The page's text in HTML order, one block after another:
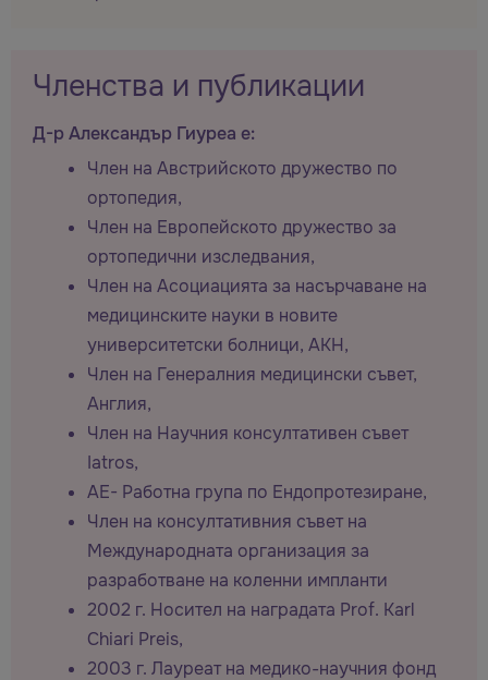
Членства и публикации
Д-р Александър Гиуреа е:
Член на Австрийското дружество по
ортопедия,
Член на Европейското дружество за
ортопедични изследвания,
Член на Асоциацията за насърчаване на
медицинските науки в новите
университетски болници, AKH,
Член на Генералния медицински съвет,
Англия,
Член на Научния консултативен съвет
Iatros,
AE- Работна група по Ендопротезиране,
Член на консултативния съвет на
Международната организация за
разработване на коленни импланти
2002 г. Носител на наградата Prof. Karl
Chiari Preis,
2003 г. Лауреат на медико-научния фонд